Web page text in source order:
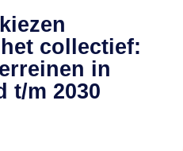
collectief:
in
t/m 2030